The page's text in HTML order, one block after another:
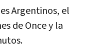
Argentinos, el
de Once y la